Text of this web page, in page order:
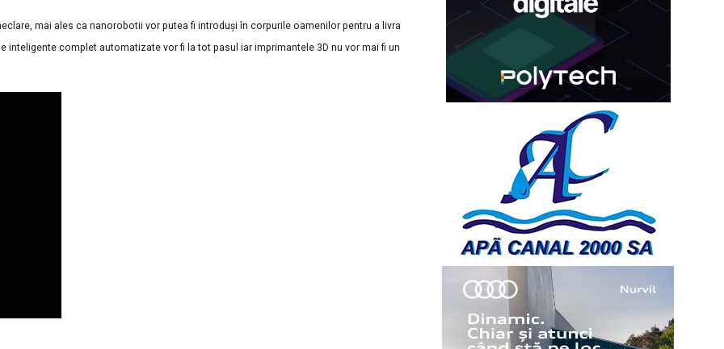
mai ales ca nanorobotii vor putea fi introduşi în corpurile oamenilor pentru a livra
complet automatizate vor fi la tot pasul iar imprimantele 3D nu vor mai fi un